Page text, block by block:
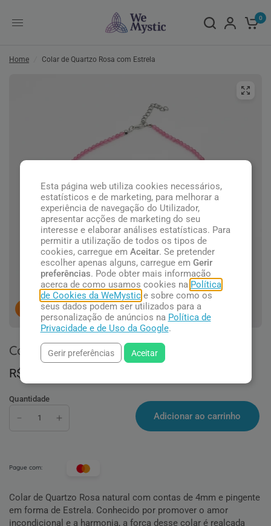
0
Home Colar de Quartzo Rosa com Estrela
pessoas concluindo esta compra.
Colar de Quartzo Rosa com Estrela
R$ 94,90
Quantidade
Adicionar ao carrinho
Pague com:
Colar de Quartzo Rosa natural com contas de 4mm e pingente
em forma de Estrela. Conhecido por promover o amor
incondicional e a harmonia, a força desse colar é realçada
Esta página web utiliza cookies necessários,
estatísticos e de marketing, para melhorar a
experiência de navegação do Utilizador,
apresentar acções de marketing do seu
interesse e elaborar análises estatísticas. Para
permitir a utilização de todos os tipos de
cookies, carregue em Aceitar. Se pretender
escolher apenas alguns, carregue em Gerir
preferências. Pode obter mais informação
acerca de como usamos cookies na Política
de Cookies da WeMystice sobre como os
seus dados podem ser utilizados para a
personalização de anúncios na Política de
Privacidade e de Uso da Google.
Gerir preferências Aceitar